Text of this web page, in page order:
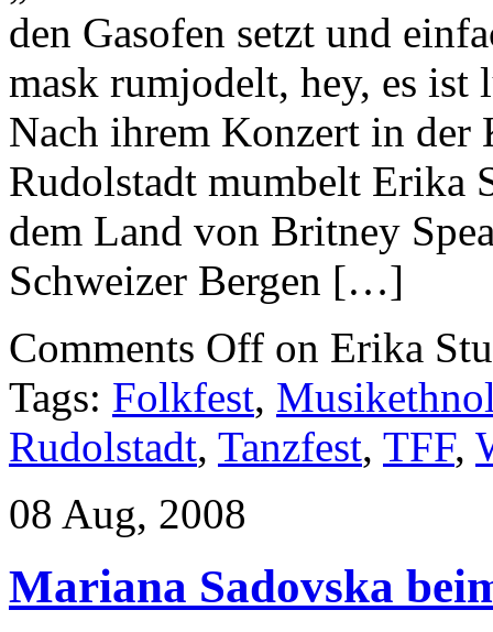
den Gasofen setzt und
mask rumjodelt, hey, es ist
Nach ihrem Konzert in der
Rudolstadt mumbelt Erika
dem Land von Britney
Schweizer Bergen […]
Comments Off on Erika
Tags: Folkfest,
Rudolstadt, Tanzfest, TFF,
08 Aug, 2008
Mariana Sadovska